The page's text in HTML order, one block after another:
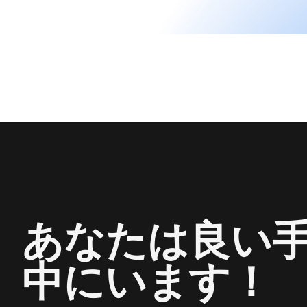
あなたは良い
中にいます！